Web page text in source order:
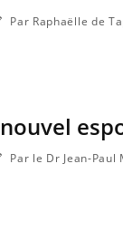
Par Raphaëlle de
Par le Dr Jean-Paul